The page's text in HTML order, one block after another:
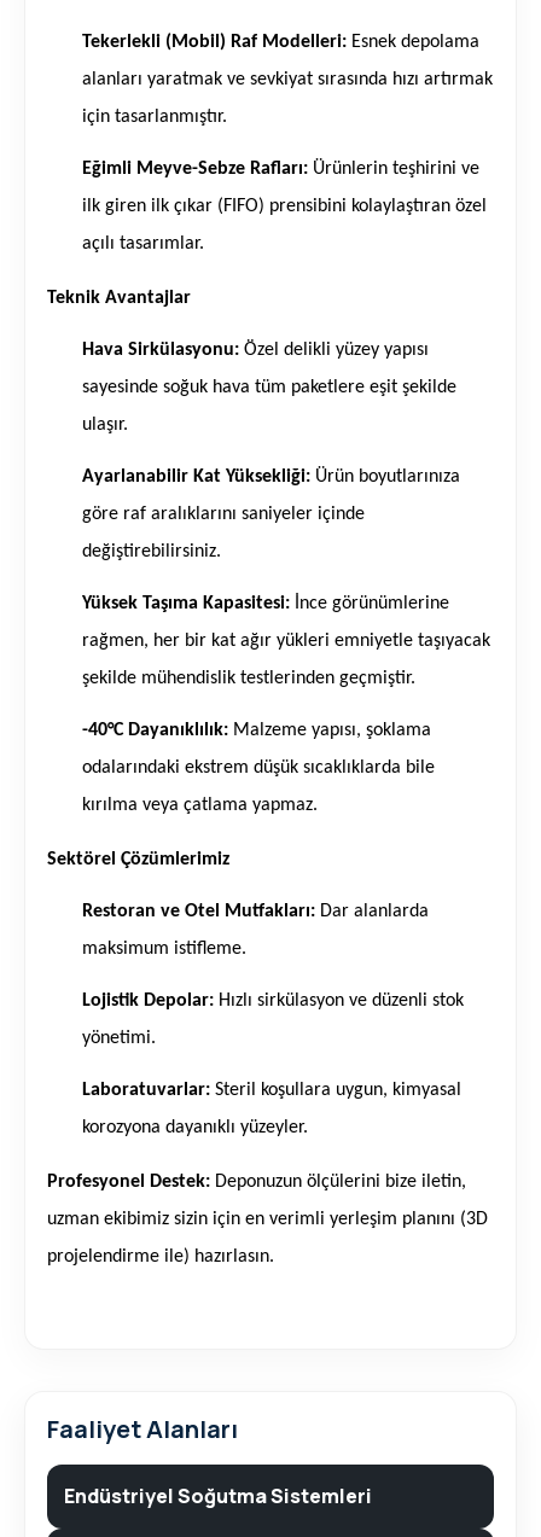
Tekerlekli (Mobil) Raf Modelleri:Esnek depolama
alanları yaratmak ve sevkiyat sırasında hızı artırmak
için tasarlanmıştır.
Eğimli Meyve-Sebze Rafları:Ürünlerin teşhirini ve
ilk giren ilk çıkar (FIFO) prensibini kolaylaştıran özel
açılı tasarımlar.
Teknik Avantajlar
Hava Sirkülasyonu:Özel delikli yüzey yapısı
sayesinde soğuk hava tüm paketlere eşit şekilde
ulaşır.
Ayarlanabilir Kat Yüksekliği:Ürün boyutlarınıza
göre raf aralıklarını saniyeler içinde
değiştirebilirsiniz.
Yüksek Taşıma Kapasitesi:İnce görünümlerine
rağmen, her bir kat ağır yükleri emniyetle taşıyacak
şekilde mühendislik testlerinden geçmiştir.
-40°C Dayanıklılık:Malzeme yapısı, şoklama
odalarındaki ekstrem düşük sıcaklıklarda bile
kırılma veya çatlama yapmaz.
Sektörel Çözümlerimiz
Restoran ve Otel Mutfakları:Dar alanlarda
maksimum istifleme.
Lojistik Depolar:Hızlı sirkülasyon ve düzenli stok
yönetimi.
Laboratuvarlar:Steril koşullara uygun, kimyasal
korozyona dayanıklı yüzeyler.
Profesyonel Destek: Deponuzun ölçülerini bize iletin,
uzman ekibimiz sizin için en verimli yerleşim planını (3D
projelendirme ile) hazırlasın.
Faaliyet Alanları
Endüstriyel Soğutma Sistemleri